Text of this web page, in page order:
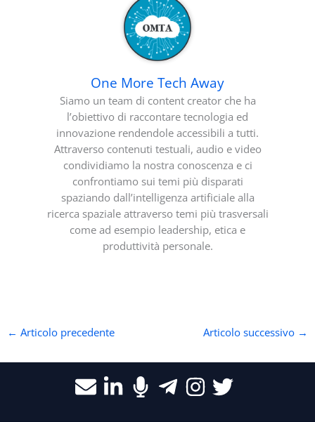
One More Tech Away
Siamo un team di content creator che ha
l’obiettivo di raccontare tecnologia ed
innovazione rendendole accessibili a tutti.
Attraverso contenuti testuali, audio e video
condividiamo la nostra conoscenza e ci
confrontiamo sui temi più disparati
spaziando dall’intelligenza artificiale alla
ricerca spaziale attraverso temi più trasversali
come ad esempio leadership, etica e
produttività personale.
← Articolo precedente Articolo successivo →